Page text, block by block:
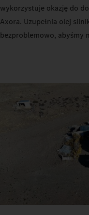
wykorzystuje okazję do
Axora. Uzupełnia olej
bezproblemowo, abyśmy